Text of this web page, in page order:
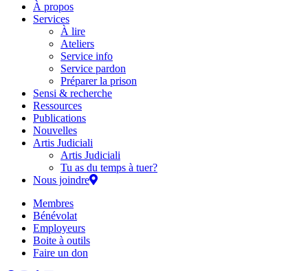
À propos
Services
À lire
Ateliers
Service info
Service pardon
Préparer la prison
Sensi & recherche
Ressources
Publications
Nouvelles
Artis Judiciali
Artis Judiciali
Tu as du temps à tuer?
Nous joindre
Membres
Bénévolat
Employeurs
Boite à outils
Faire un don